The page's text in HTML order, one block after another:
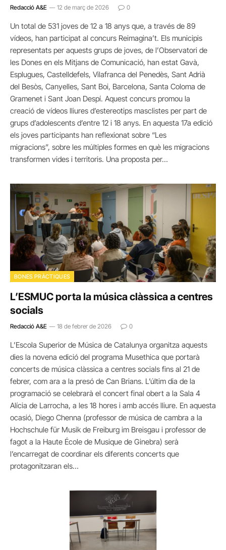
Redacció A&E 12 de març de 2026 0
Un total de 531 joves de 12 a 18 anys que, a través de 89
vídeos, han participat al concurs Reimagina’t. Els municipis
representats per aquests grups de joves, de l’Observatori de
les Dones en els Mitjans de Comunicació, han estat Gavà,
Esplugues, Castelldefels, Vilafranca del Penedès, Sant Adrià
del Besòs, Canyelles, Sant Boi, Barcelona, Santa Coloma de
Gramenet i Sant Joan Despí. Aquest concurs promou la
creació de vídeos lliures d’estereotips masclistes per part de
grups d’adolescents d’entre 12 i 18 anys. En aquesta 17a edició
els joves participants han reflexionat sobre “Les
migracions”, sobre les múltiples formes en què les migracions
transformen vides i territoris. Una proposta per…
BONES PRÀCTIQUES
L’ESMUC porta la música clàssica a centres
socials
Redacció A&E 18 de febrer de 2026 0
L’Escola Superior de Música de Catalunya organitza aquests
dies la novena edició del programa Musethica que portarà
concerts de música clàssica a centres socials fins al 21 de
febrer, com ara a la presó de Can Brians. L’últim dia de la
programació se celebrarà el concert final obert a la Sala 4
Alícia de Larrocha, a les 18 hores i amb accés lliure. En aquesta
ocasió, Diego Chenna (professor de música de cambra a la
Hochschule für Musik de Freiburg im Breisgau i professor de
fagot a la Haute École de Musique de Ginebra) serà
l’encarregat de coordinar els diferents concerts que
protagonitzaran els…